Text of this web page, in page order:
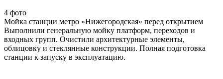
4 фото
Мойка станции метро «Нижегородская» перед открытием
Выполнили генеральную мойку платформ, переходов и
входных групп. Очистили архитектурные элементы,
облицовку и стеклянные конструкции. Полная подготовка
станции к запуску в эксплуатацию.